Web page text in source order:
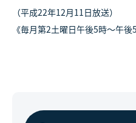
（平成22年12月11日放送）
《毎月第2土曜日午後5時～午